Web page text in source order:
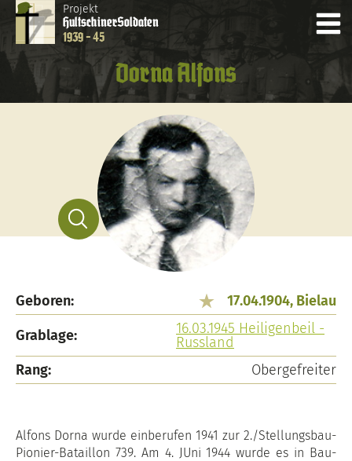
Projekt
HultschinerSoldaten
1939 - 45
Dorna Alfons
Geboren:
17.04.1904, Bielau
Grablage:
16.03.1945 Heiligenbeil -
Russland
Rang:
Obergefreiter
Alfons Dorna wurde einberufen 1941 zur 2./Stellungsbau-
Pionier-Bataillon 739. Am 4. JUni 1944 wurde es in Bau-